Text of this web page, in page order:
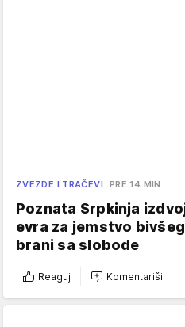
ZVEZDE I TRAČEVI PRE 14 MIN
Poznata Srpkinja
evra za jemstvo
brani sa slobode
Reaguj Komentariši